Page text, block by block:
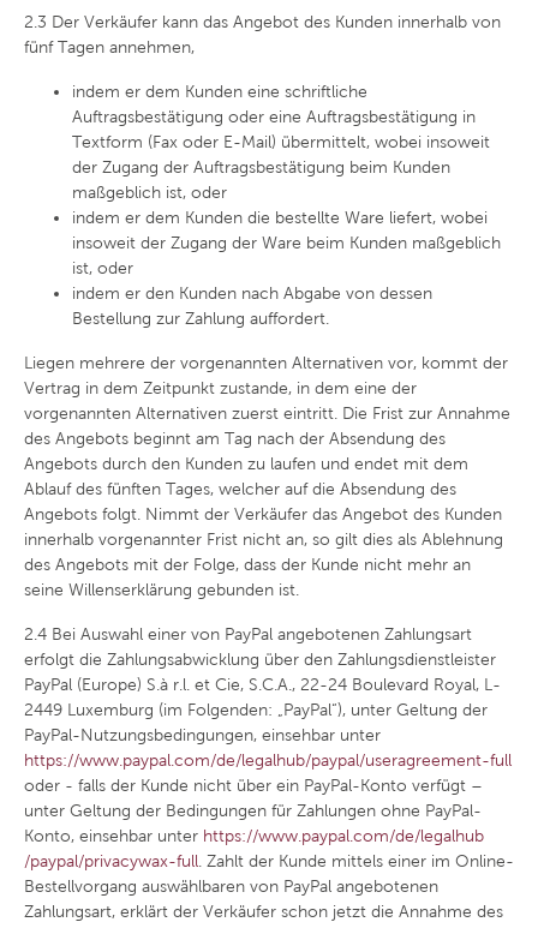
2.3 Der Verkäufer kann das Angebot des Kunden innerhalb von
fünf Tagen annehmen,
indem er dem Kunden eine schriftliche
Auftragsbestätigung oder eine Auftragsbestätigung in
Textform (Fax oder E-Mail) übermittelt, wobei insoweit
der Zugang der Auftragsbestätigung beim Kunden
maßgeblich ist, oder
indem er dem Kunden die bestellte Ware liefert, wobei
insoweit der Zugang der Ware beim Kunden maßgeblich
ist, oder
indem er den Kunden nach Abgabe von dessen
Bestellung zur Zahlung auffordert.
Liegen mehrere der vorgenannten Alternativen vor, kommt der
Vertrag in dem Zeitpunkt zustande, in dem eine der
vorgenannten Alternativen zuerst eintritt. Die Frist zur Annahme
des Angebots beginnt am Tag nach der Absendung des
Angebots durch den Kunden zu laufen und endet mit dem
Ablauf des fünften Tages, welcher auf die Absendung des
Angebots folgt. Nimmt der Verkäufer das Angebot des Kunden
innerhalb vorgenannter Frist nicht an, so gilt dies als Ablehnung
des Angebots mit der Folge, dass der Kunde nicht mehr an
seine Willenserklärung gebunden ist.
2.4 Bei Auswahl einer von PayPal angebotenen Zahlungsart
erfolgt die Zahlungsabwicklung über den Zahlungsdienstleister
PayPal (Europe) S.à r.l. et Cie, S.C.A., 22-24 Boulevard Royal, L-
2449 Luxemburg (im Folgenden: „PayPal“), unter Geltung der
PayPal-Nutzungsbedingungen, einsehbar unter
https://www.paypal.com/de/legalhub/paypal/useragreement-full
oder - falls der Kunde nicht über ein PayPal-Konto verfügt –
unter Geltung der Bedingungen für Zahlungen ohne PayPal-
Konto, einsehbar unter https://www.paypal.com/de/legalhub
/paypal/privacywax-full. Zahlt der Kunde mittels einer im Online-
Bestellvorgang auswählbaren von PayPal angebotenen
Zahlungsart, erklärt der Verkäufer schon jetzt die Annahme des